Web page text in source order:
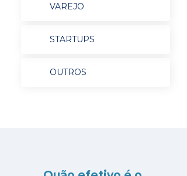
VAREJO
STARTUPS
OUTROS